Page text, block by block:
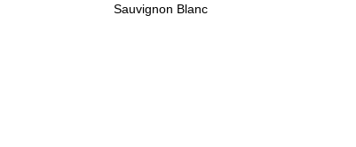
Sauvignon Blanc